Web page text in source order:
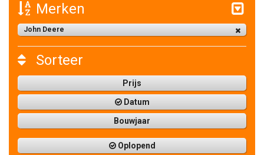
Merken
John Deere
Sorteer
Prijs
Datum
Bouwjaar
Oplopend